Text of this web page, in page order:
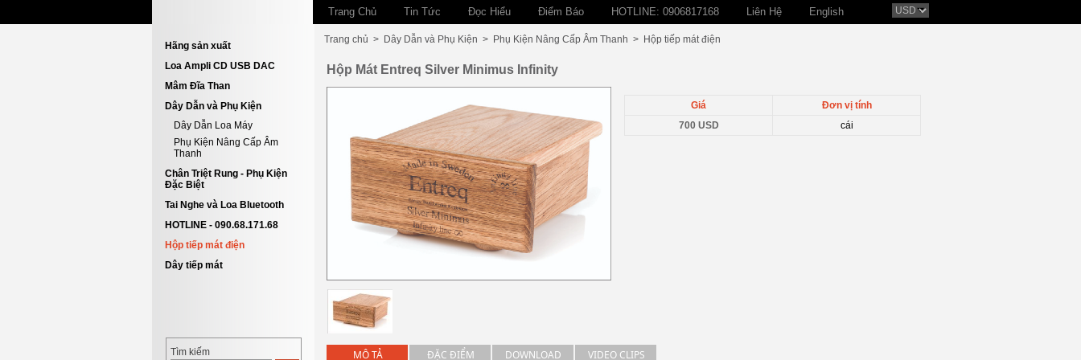
Trang Chủ Tin Tức Đọc Hiểu Điểm Báo HOTLINE: 0906817168 Liên Hệ English
Hãng sản xuất
Loa Ampli CD USB DAC
Mâm Đĩa Than
Dây Dẫn và Phụ Kiện
Dây Dẫn Loa Máy
Phụ Kiện Nâng Cấp Âm
Thanh
Chân Triệt Rung - Phụ Kiện
Đặc Biệt
Tai Nghe và Loa Bluetooth
HOTLINE - 090.68.171.68
Hộp tiếp mát điện
Dây tiếp mát
Tìm kiếm
Trang chủ > Dây Dẫn và Phụ Kiện > Phụ Kiện Nâng Cấp Âm Thanh > Hộp tiếp mát điện
Hộp Mát Entreq Silver Minimus Infinity
Giá
Đơn vị tính
700 USD
cái
MÔ TẢ ĐẶC ĐIỂM DOWNLOAD VIDEO CLIPS